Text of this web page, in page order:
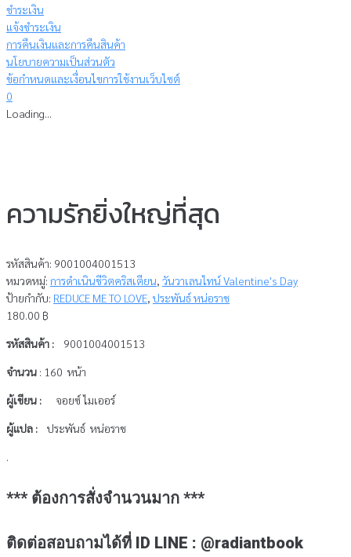
ชำระเงิน
แจ้งชำระเงิน
การคืนเงินและการคืนสินค้า
นโยบายความเป็นส่วนตัว
ข้อกำหนดและเงื่อนไขการใช้งานเว็บไซต์
0
Loading...
ความรักยิ่งใหญ่ที่สุด
รหัสสินค้า: 9001004001513
หมวดหมู่: การดำเนินชีวิตคริสเตียน, วันวาเลนไทน์ Valentine's Day
ป้ายกำกับ: REDUCE ME TO LOVE, ประพันธ์ หน่อราช
180.00 ฿
รหัสสินค้า : 9001004001513
จำนวน : 160 หน้า
ผู้เขียน : จอยซ์ ไมเออร์
ผู้แปล : ประพันธ์ หน่อราช
.
*** ต้องการสั่งจำนวนมาก ***
ติดต่อสอบถามได้ที่ ID LINE : @radiantbook